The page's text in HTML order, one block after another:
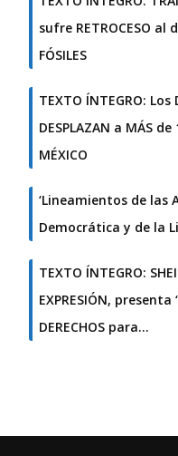
sufre RETROCESO al
FÓSILES
TEXTO ÍNTEGRO: Los
DESPLAZAN a MÁS de
MÉXICO
‘Lineamientos de las
Democrática y de la
TEXTO ÍNTEGRO:
EXPRESIÓN,
DERECHOS para…